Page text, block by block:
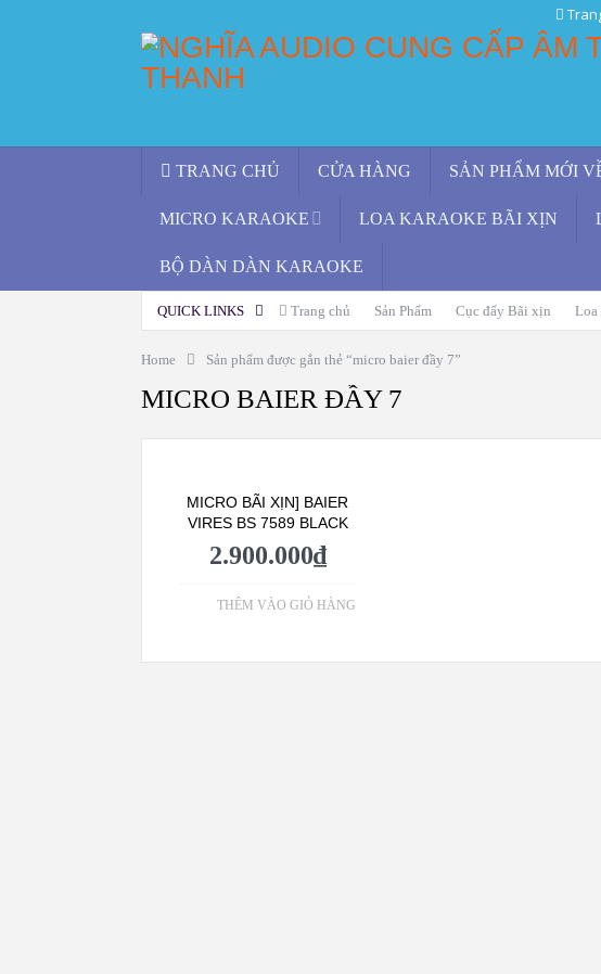
TRANG CHỦ CỬA HÀNG SẢN PHẨM MỚI
MICRO KARAOKE LOA KARAOKE BÃI XỊN
BỘ DÀN DÀN KARAOKE
QUICK LINKS Trang chủ Sản Phẩm Cục đẩy Bãi xịn Loa
Home Sản phẩm được gắn thẻ “micro baier đầy 7”
MICRO BAIER ĐẦY 7
MICRO BÃI XỊN] BAIER
VIRES BS 7589 BLACK
2.900.000₫
THÊM VÀO GIỎ HÀNG